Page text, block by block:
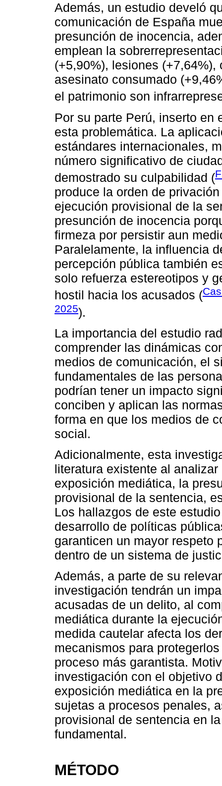
Además, un estudio develó
comunicación de España
presunción de inocencia,
emplean la
(+5,90%), lesiones
asesinato consumado
el patrimonio son
Por su parte Perú, inserto en
esta problemática. La
estándares internacionales,
número significativo de
demostrado su culpabilidad (
produce la orden de
ejecución provisional de la
presunción de inocencia
firmeza por persistir aun
Paralelamente, la influencia
percepción pública también
solo refuerza estereotipos y
hostil hacia los acusados (
2025).
La importancia del estudio
comprender las dinámicas
medios de comunicación, el
fundamentales de las
podrían tener un impacto
conciben y aplican las
forma en que los medios de
social.
Adicionalmente, esta
literatura existente al
exposición mediática, la
provisional de la sentencia,
Los hallazgos de este
desarrollo de políticas
garanticen un mayor respeto
dentro de un sistema de
Además, a parte de su
investigación tendrán un
acusadas de un delito, al
mediática durante la
medida cautelar afecta los
mecanismos para
proceso más garantista.
investigación con el objetivo
exposición mediática en la
sujetas a procesos penales,
provisional de sentencia en
fundamental.
MÉTODO